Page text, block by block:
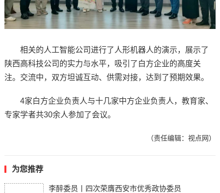
相关的人工智能公司进行了人形机器人的演示，展示了
陕西高科技公司的实力与水平，吸引了白方企业的高度关
注。交流中，双方坦诚互动、供需对接，达到了预期效果。
4家白方企业负责人与十几家中方企业负责人，教育家、
专家学者共30余人参加了会议。
（责任编辑：视点网）
为您推荐
李醉委员丨四次荣膺西安市优秀政协委员